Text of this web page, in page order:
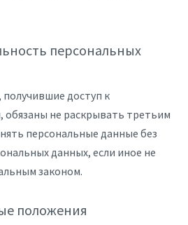
персональных
доступ к
не раскрывать третьим
персональные данные без
данных, если иное не
законом.
положения